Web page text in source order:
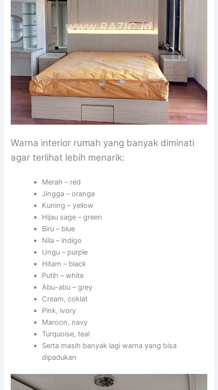
Warna interior rumah yang banyak diminati
agar terlihat lebih menarik:
Merah – red
Jingga – orange
Kuning – yellow
Hijau sage – green
Biru – blue
Nila – indigo
Ungu – purple
Hitam – black
Putih – white
Abu-abu – grey
Cream, coklat
Pink, ivory
Maroon, navy
Turquoise, teal
Serta masih banyak lagi warna yang bisa
dipadukan